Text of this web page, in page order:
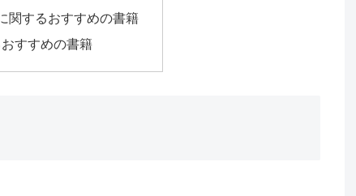
関するおすすめの書籍
すすめの書籍